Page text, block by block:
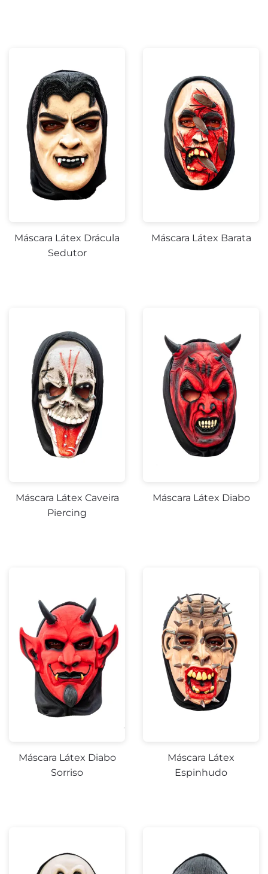
Máscara Látex Drácula
Sedutor
Máscara Látex Barata
Máscara Látex Caveira
Piercing
Máscara Látex Diabo
Máscara Látex Diabo
Sorriso
Máscara Látex
Espinhudo